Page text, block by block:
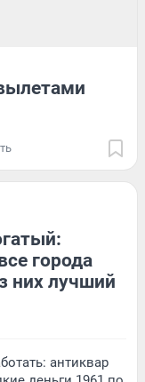
города
них лучший
антиквар